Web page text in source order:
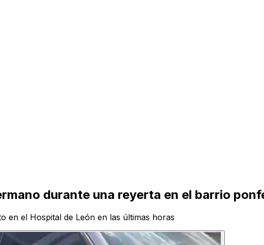
durante una reyerta en el barrio
en el Hospital de León en las últimas horas